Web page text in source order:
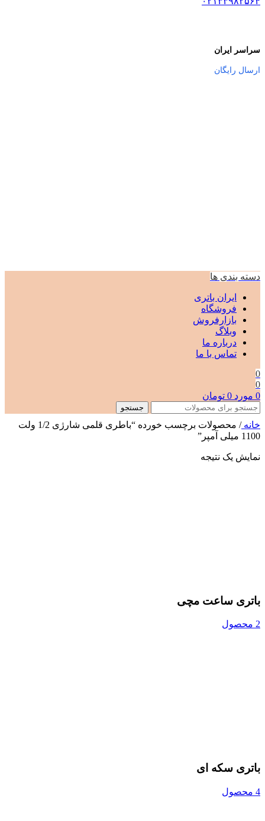
سراسر ایران
ارسال رایگان
دسته بندی ها
ایران باتری
فروشگاه
بازارفروش
وبلاگ
درباره ما
تماس با ما
0
0
0 مورد 0 تومان
جستجو
خانه/
محصولات برچسب خورده “باطری قلمی شارژی 1/2 ولت
1100 میلی آمپر”
نمایش یک نتیجه
باتری ساعت مچی
2 محصول
باتری سکه ای
4 محصول